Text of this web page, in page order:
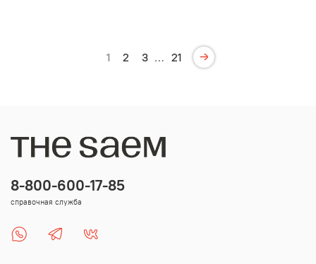
1 2 3 … 21
8-800-600-17-85
справочная служба